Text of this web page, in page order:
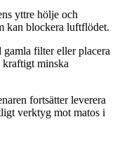
yttre hölje och
kan blockera luftflödet.
gamla filter eller placera
kraftigt minska
fortsätter leverera
verktyg mot matos i